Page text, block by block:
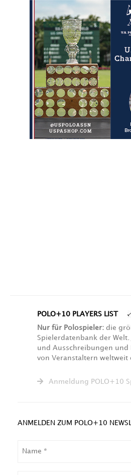
POLO+10 PLAYERS LIST
Nur für Polospieler: die
Spielerdatenbank der Welt.
und Ausschreibungen und
von Veranstaltern weltweit
Anmeldung POLO+10
ANMELDEN ZUM POLO+10